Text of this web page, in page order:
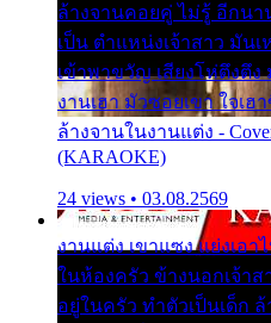
ล้างจานคอยคู่ ไม่รู้ อีกนา
เป็น ตำแหน่งเจ้าสาว มัน
เข้าพาขวัญ เสียงโห่ตึงตึ
งานเฮา มัวซอยเขา ใจเ
ล้างจานในงานแต่ง -
(KARAOKE)
24 views • 03.08.2569
งานแต่ง เขาแซง แย่งเอ
ในห้องครัว ข้างนอกเจ้าส
อยู่ในครัว ทำตัวเป็นเด็ก